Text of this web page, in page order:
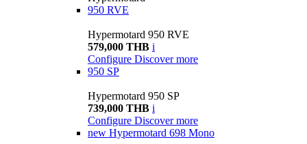
950 RVE
Hypermotard 950 RVE
579,000 THB i
Configure Discover more
950 SP
Hypermotard 950 SP
739,000 THB i
Configure Discover more
new Hypermotard 698 Mono